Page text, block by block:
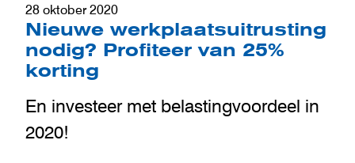
28 oktober 2020
Nieuwe werkplaatsuitrusting
nodig? Profiteer van 25%
korting
En investeer met belastingvoordeel in
2020!